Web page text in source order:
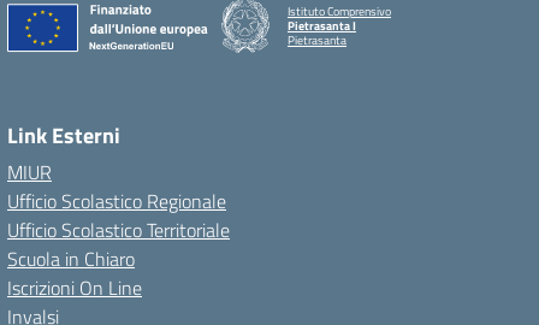
Istituto Comprensivo
Pietrasanta I
Pietrasanta
Link Esterni
MIUR
Ufficio Scolastico Regionale
Ufficio Scolastico Territoriale
Scuola in Chiaro
Iscrizioni On Line
Invalsi